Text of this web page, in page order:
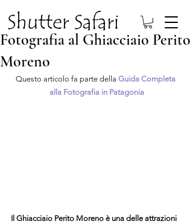
Fotografia al Ghiacciaio Perito
Moreno
Questo articolo fa parte della Guida Completa
alla Fotografia in Patagonia
Il Ghiacciaio Perito Moreno è una delle attrazioni